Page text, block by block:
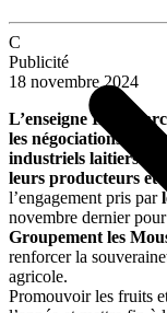
C
Publicité
18 novembre 2024
L’enseigne
les négociations
industriels laitiers
leurs producteurs et
l’engagement pris par
novembre dernier
Groupement les
renforcer la
agricole.
Promouvoir les fruits